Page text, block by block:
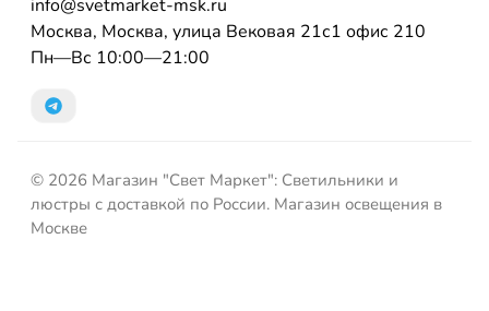
info@svetmarket-msk.ru
Москва, Москва, улица Вековая 21с1 офис 210
Пн—Вс 10:00—21:00
© 2026 Магазин "Свет Маркет": Светильники и
люстры с доставкой по России. Магазин освещения в
Москве